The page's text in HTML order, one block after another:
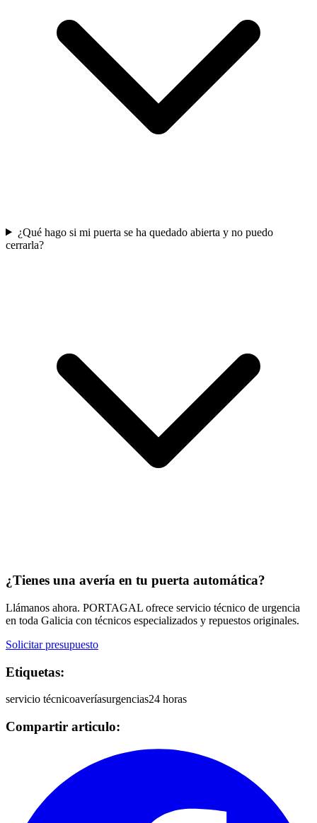
¿Qué hago si mi puerta se ha quedado abierta y no puedo
cerrarla?
¿Tienes una avería en tu puerta automática?
Llámanos ahora. PORTAGAL ofrece servicio técnico de urgencia
en toda Galicia con técnicos especializados y repuestos originales.
Solicitar presupuesto
Etiquetas:
servicio técnicoaveríasurgencias24 horas
Compartir articulo: